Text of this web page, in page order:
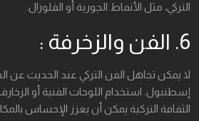
التركي، مثل الأنماط الجورية أو الفلورال.
6. الفن والزخرفة :
لا يمكن تجاهل الفن التركي عند الحديث عن
إسطنبول. استخدام اللوحات الفنية أو
الثقافة التركية يمكن أن يعزز الإحساس